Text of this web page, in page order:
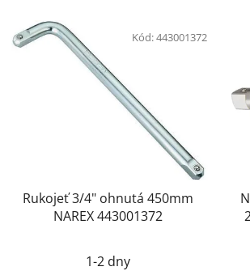
Rukojeť 3/4" ohnutá 450mm
NAREX 443001372
1-2 dny
Kód:443001372